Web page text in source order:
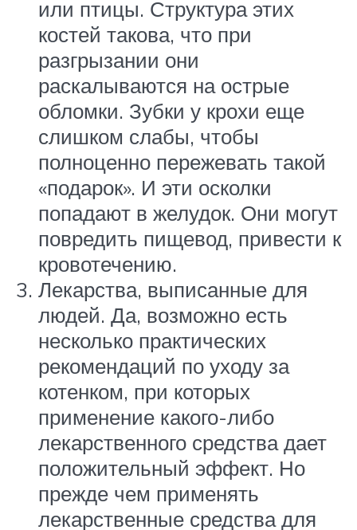
или птицы. Структура этих
костей такова, что при
разгрызании они
раскалываются на острые
обломки. Зубки у крохи еще
слишком слабы, чтобы
полноценно пережевать такой
«подарок». И эти осколки
попадают в желудок. Они могут
повредить пищевод, привести к
кровотечению.
Лекарства, выписанные для
людей. Да, возможно есть
несколько практических
рекомендаций по уходу за
котенком, при которых
применение какого-либо
лекарственного средства дает
положительный эффект. Но
прежде чем применять
лекарственные средства для